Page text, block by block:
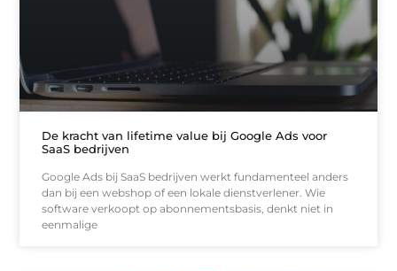
De kracht van lifetime value bij Google Ads voor
SaaS bedrijven
Google Ads bij SaaS bedrijven werkt fundamenteel anders
dan bij een webshop of een lokale dienstverlener. Wie
software verkoopt op abonnementsbasis, denkt niet in
eenmalige